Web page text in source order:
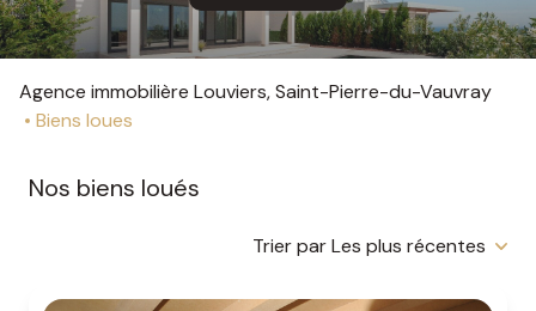
louer
vendre
estimer
vendus
étapes
faire
nos
gestion
gérés
qui
nous ?
équipe
contact
Agence immobilière Louviers, Saint-Pierre-du-Vauvray
Biens loues
Nos biens loués
Trier par Les plus récentes